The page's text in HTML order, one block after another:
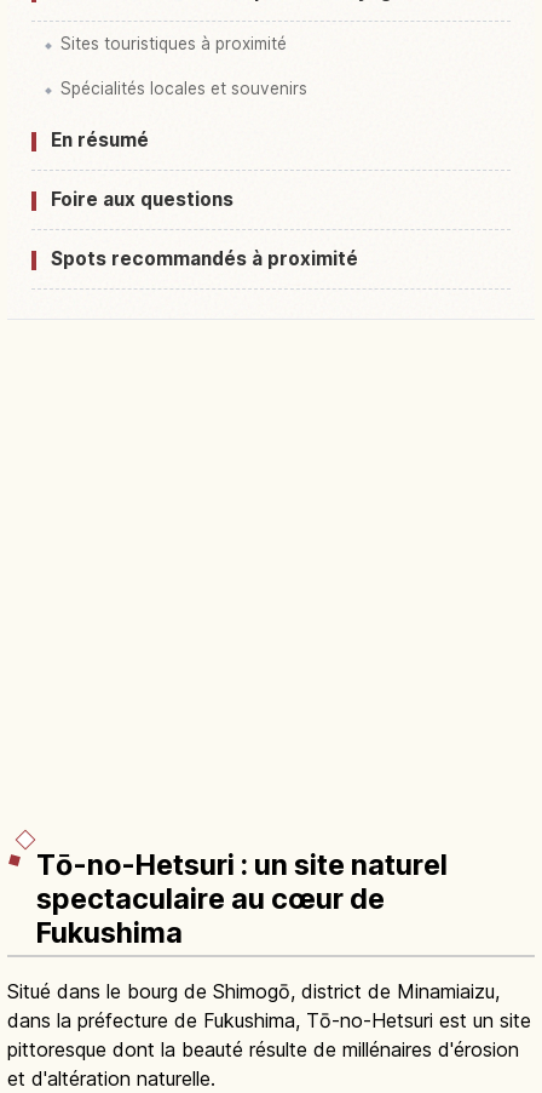
Sites touristiques à proximité
Spécialités locales et souvenirs
En résumé
Foire aux questions
Spots recommandés à proximité
Tō-no-Hetsuri : un site naturel
spectaculaire au cœur de
Fukushima
Situé dans le bourg de Shimogō, district de Minamiaizu,
dans la préfecture de Fukushima, Tō-no-Hetsuri est un site
pittoresque dont la beauté résulte de millénaires d'érosion
et d'altération naturelle.